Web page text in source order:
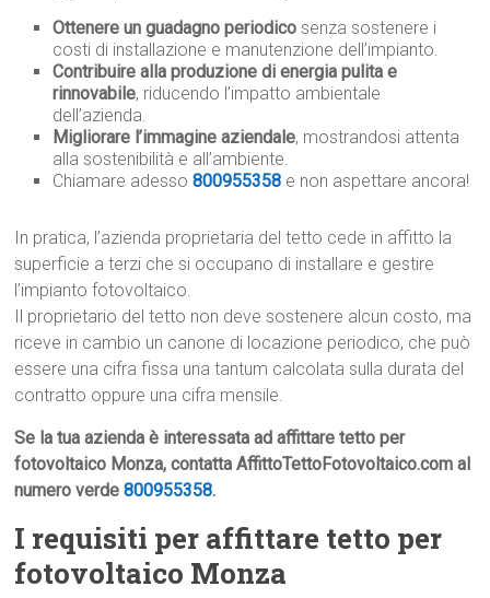
Ottenere un guadagno periodico senza sostenere i
costi di installazione e manutenzione dell’impianto.
Contribuire alla produzione di energia pulita e
rinnovabile, riducendo l’impatto ambientale
dell’azienda.
Migliorare l’immagine aziendale, mostrandosi attenta
alla sostenibilità e all’ambiente.
Chiamare adesso800955358 e non aspettare ancora!
In pratica, l’azienda proprietaria del tetto cede in affitto la
superficie a terzi che si occupano di installare e gestire
l’impianto fotovoltaico.
Il proprietario del tetto non deve sostenere alcun costo, ma
riceve in cambio un canone di locazione periodico, che può
essere una cifra fissa una tantum calcolata sulla durata del
contratto oppure una cifra mensile.
Se la tua azienda è interessata ad affittare tetto per
fotovoltaico Monza, contatta AffittoTettoFotovoltaico.com al
numero verde800955358.
I requisiti per affittare tetto per
fotovoltaico Monza